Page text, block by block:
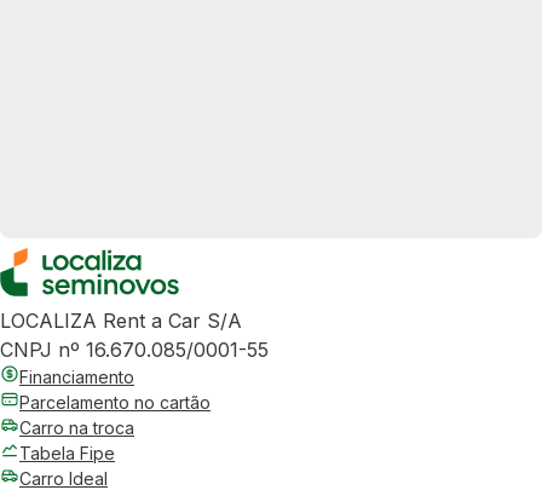
LOCALIZA Rent a Car S/A
CNPJ nº 16.670.085/0001-55
Financiamento
Parcelamento no cartão
Carro na troca
Tabela Fipe
Carro Ideal